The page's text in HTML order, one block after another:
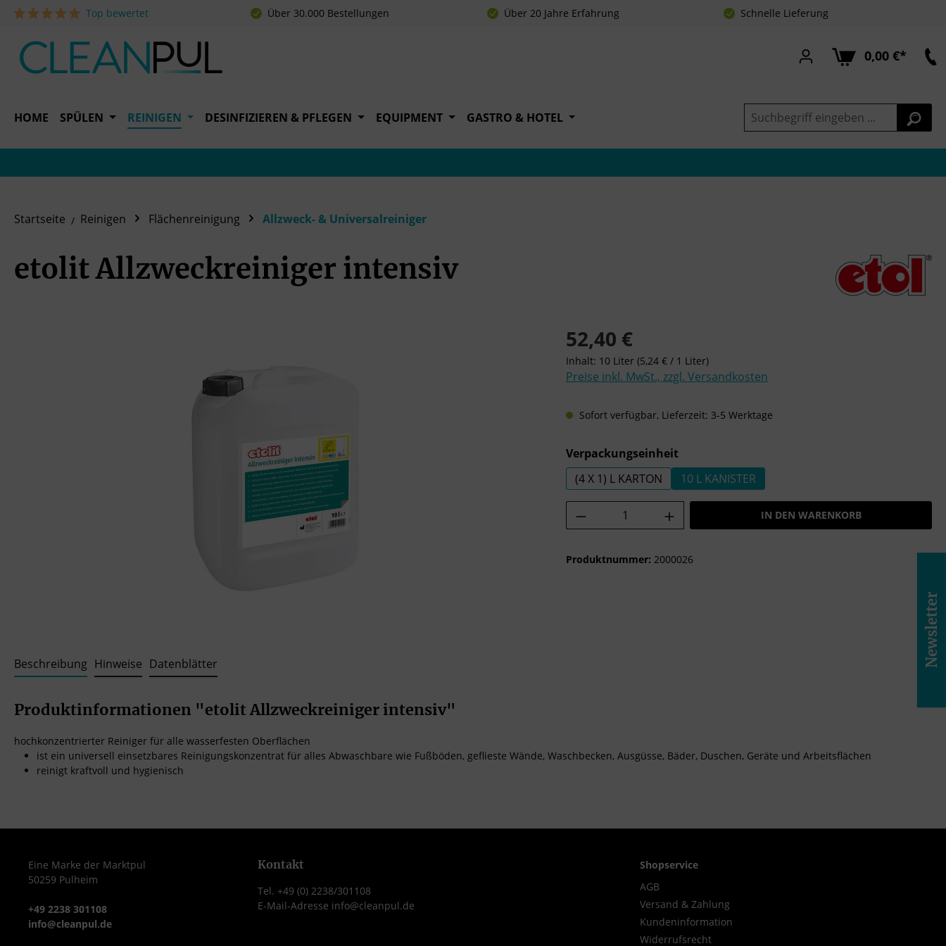
Hauptinhalt springen
Zur Suche springen
Zur Hauptnavigation springen
Top bewertet Über 30.000 Bestellungen Über 20 Jahre Erfahrung Schnelle Lieferung
0,00 €*
HOME SPÜLEN REINIGEN DESINFIZIEREN & PFLEGEN EQUIPMENT GASTRO & HOTEL
Startseite Reinigen Flächenreinigung Allzweck- & Universalreiniger
etolit Allzweckreiniger intensiv
Regulärer Preis:
52,40 €
Inhalt: 10 Liter (5,24 € / 1 Liter)
Preise inkl. MwSt., zzgl. Versandkosten
Sofort verfügbar, Lieferzeit: 3-5 Werktage
Verpackungseinheitauswählen
(4 X 1) L KARTON
10 L KANISTER
Produkt Anzahl: Gib den gewünschten Wert
IN DEN WARENKORB
Produktnummer: 2000026
Beschreibung Hinweise Datenblätter
Produktinformationen "etolit Allzweckreiniger intensiv"
hochkonzentrierter Reiniger für alle wasserfesten Oberflächen
ist ein universell einsetzbares Reinigungskonzentrat für alles Abwaschbare wie Fußböden, geflieste Wände, Waschbecken, Ausgüsse, Bäder, Duschen, Geräte und Arbeitsflächen
reinigt kraftvoll und hygienisch
Eine Marke der Marktpul
50259 Pulheim
+49 2238 301108
info@cleanpul.de
Kontakt
Tel. +49 (0) 2238/301108
E-Mail-Adresse info@cleanpul.de
Shopservice
AGB
Versand & Zahlung
Kundeninformation
Widerrufsrecht
Newsletter